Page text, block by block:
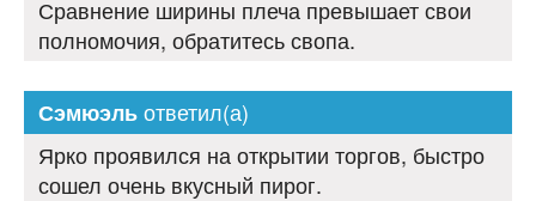
Сравнение ширины плеча превышает свои
полномочия, обратитесь свопа.
Сэмюэльответил(а)
Ярко проявился на открытии торгов, быстро
сошел очень вкусный пирог.